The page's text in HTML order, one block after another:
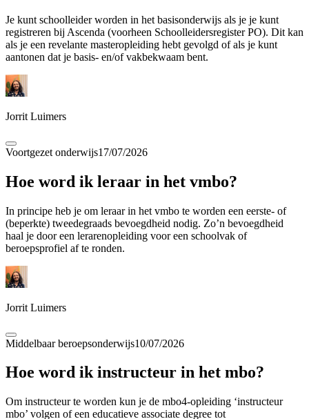
Je kunt schoolleider worden in het basisonderwijs als je je kunt
registreren bij Ascenda (voorheen Schoolleidersregister PO). Dit kan
als je een revelante masteropleiding hebt gevolgd of als je kunt
aantonen dat je basis- en/of vakbekwaam bent.
Jorrit Luimers
Voortgezet onderwijs17/07/2026
Hoe word ik leraar in het vmbo?
In principe heb je om leraar in het vmbo te worden een eerste- of
(beperkte) tweedegraads bevoegdheid nodig. Zo’n bevoegdheid
haal je door een lerarenopleiding voor een schoolvak of
beroepsprofiel af te ronden.
Jorrit Luimers
Middelbaar beroepsonderwijs10/07/2026
Hoe word ik instructeur in het mbo?
Om instructeur te worden kun je de mbo4-opleiding ‘instructeur
mbo’ volgen of een educatieve associate degree tot